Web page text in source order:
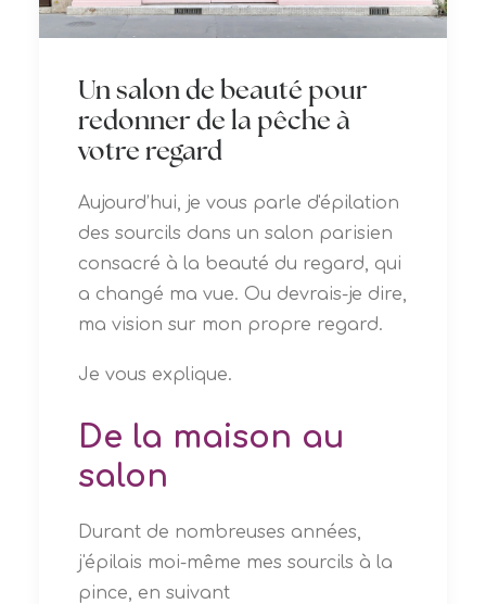
Un salon de beauté pour
redonner de la pêche à
votre regard
Aujourd’hui, je vous parle d'épilation
des sourcils dans un salon parisien
consacré à la beauté du regard, qui
a changé ma vue. Ou devrais-je dire,
ma vision sur mon propre regard.
Je vous explique.
De la maison au
salon
Durant de nombreuses années,
j'épilais moi-même mes sourcils à la
pince, en suivant